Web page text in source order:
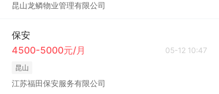
昆山龙鳞物业管理有限公司
保安
4500-5000元/月
05-12 10:47
昆山
江苏福田保安服务有限公司